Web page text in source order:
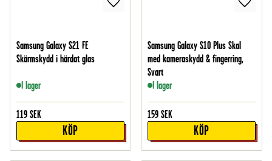
Samsung Galaxy S21 FE
Skärmskydd i härdat glas
I lager
119 SEK
KÖP
Samsung Galaxy S10 Plus Skal
med kameraskydd & fingerring,
Svart
I lager
159 SEK
KÖP